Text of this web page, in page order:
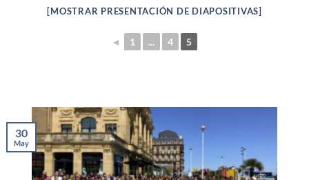
[MOSTRAR PRESENTACIÓN DE DIAPOSITIVAS]
◄ 1 ... 4 5
30
May